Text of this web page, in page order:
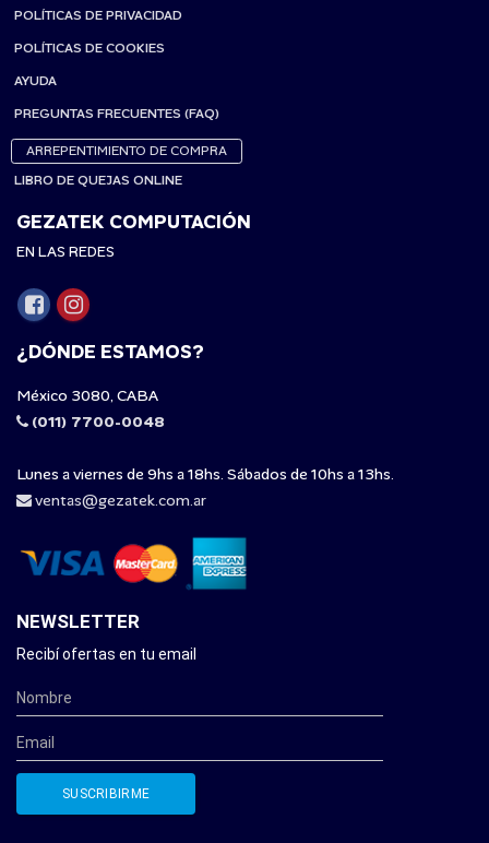
POLÍTICAS DE PRIVACIDAD
POLÍTICAS DE COOKIES
AYUDA
PREGUNTAS FRECUENTES (FAQ)
ARREPENTIMIENTO DE COMPRA
LIBRO DE QUEJAS ONLINE
GEZATEK COMPUTACIÓN
EN LAS REDES
¿DÓNDE ESTAMOS?
México 3080, CABA
(011) 7700-0048
Lunes a viernes de 9hs a 18hs. Sábados de 10hs a 13hs.
ventas@gezatek.com.ar
NEWSLETTER
Recibí ofertas en tu email